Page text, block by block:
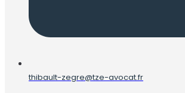
thibault-zegre@tze-avocat.fr